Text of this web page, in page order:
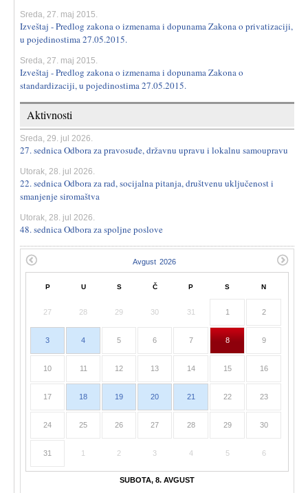
Sreda, 27. maj 2015.
Izveštaj - Predlog zakona o izmenama i dopunama Zakona o privatizaciji,
u pojedinostima 27.05.2015.
Sreda, 27. maj 2015.
Izveštaj - Predlog zakona o izmenama i dopunama Zakona o
standardizaciji, u pojedinostima 27.05.2015.
Aktivnosti
Sreda, 29. jul 2026.
27. sednica Odbora za pravosuđe, državnu upravu i lokalnu samoupravu
Utorak, 28. jul 2026.
22. sednica Odbora za rad, socijalna pitanja, društvenu uključenost i
smanjenje siromaštva
Utorak, 28. jul 2026.
48. sednica Odbora za spoljne poslove
P U S Č P S N
27 28 29 30 31 1 2
3 4 5 6 7 8 9
10 11 12 13 14 15 16
17 18 19 20 21 22 23
24 25 26 27 28 29 30
31 1 2 3 4 5 6
SUBOTA, 8. AVGUST